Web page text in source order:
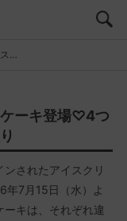
…
ーキ登場♡4つ
されたアイスクリ
年7月15日（水）よ
キは、それぞれ違